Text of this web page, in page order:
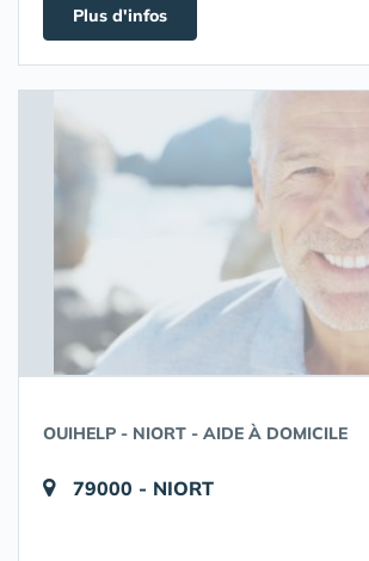
Plus d'infos
OUIHELP - NIORT - AIDE À DOMICILE
79000 - NIORT